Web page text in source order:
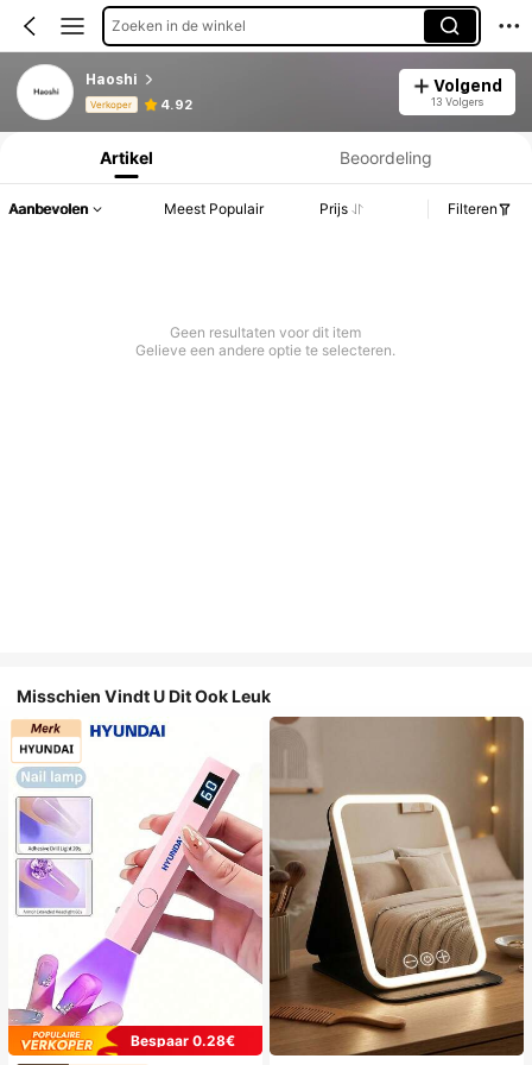
Zoeken in de winkel
Haoshi
Verkoper 4.92
Volgend
13 Volgers
Productinformatie: Prijsopenbaring, Verkoop- en Voorraadgegevens.
Artikel Beoordeling
Aanbevolen Meest Populair Prijs Filteren
Geen resultaten voor dit item
Gelieve een andere optie te selecteren.
Misschien Vindt U Dit Ook Leuk
Bespaar 0.28€